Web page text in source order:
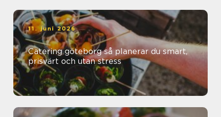
11. juni 2026
Catering göteborg så planerar du smart,
prisvärt och utan stress